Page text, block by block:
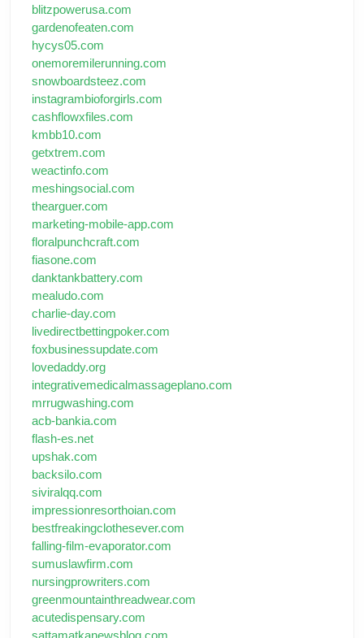
blitzpowerusa.com
gardenofeaten.com
hycys05.com
onemoremilerunning.com
snowboardsteez.com
instagrambioforgirls.com
cashflowxfiles.com
kmbb10.com
getxtrem.com
weactinfo.com
meshingsocial.com
thearguer.com
marketing-mobile-app.com
floralpunchcraft.com
fiasone.com
danktankbattery.com
mealudo.com
charlie-day.com
livedirectbettingpoker.com
foxbusinessupdate.com
lovedaddy.org
integrativemedicalmassageplano.com
mrrugwashing.com
acb-bankia.com
flash-es.net
upshak.com
backsilo.com
siviralqq.com
impressionresorthoian.com
bestfreakingclothesever.com
falling-film-evaporator.com
sumuslawfirm.com
nursingprowriters.com
greenmountainthreadwear.com
acutedispensary.com
sattamatkanewsblog.com